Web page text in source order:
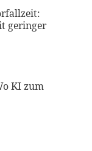
geringer
KI zum